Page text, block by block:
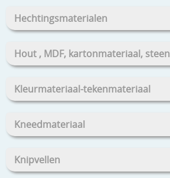
Hechtingsmaterialen
Hout , MDF, kartonmateriaal, steen
Kleurmateriaal-tekenmateriaal
Kneedmateriaal
Knipvellen